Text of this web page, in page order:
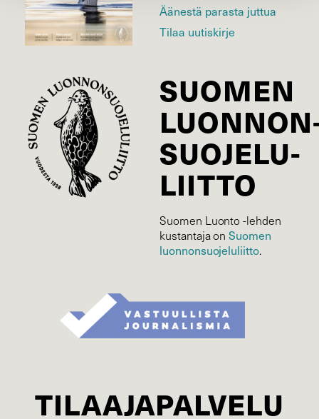
Äänestä parasta juttua
Tilaa uutiskirje
SUOMEN
SUOJELU­
LIITTO
Suomen Luonto -lehden
kustantaja onSuomen
luonnonsuojelu­liitto.
TILAAJAPALVELU